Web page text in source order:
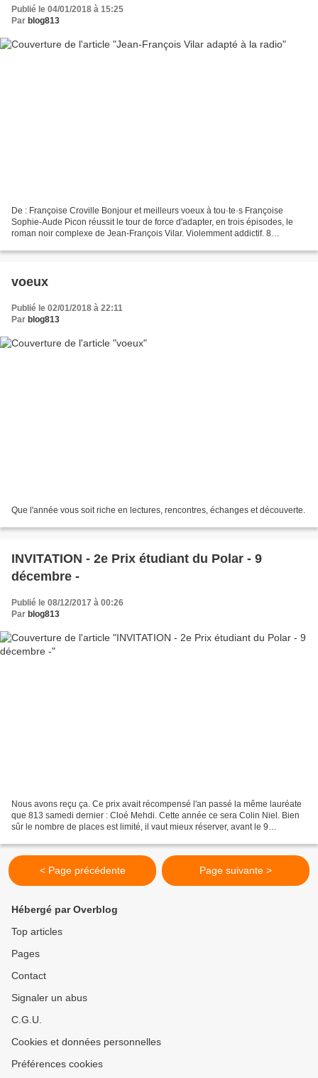
Publié le 04/01/2018 à 15:25
Par blog813
De : Françoise Croville Bonjour et meilleurs voeux à tou·te·s Françoise
Sophie-Aude Picon réussit le tour de force d'adapter, en trois épisodes, le
roman noir complexe de Jean-François Vilar. Violemment addictif. 8
voeux
Publié le 02/01/2018 à 22:11
Par blog813
Que l'année vous soit riche en lectures, rencontres, échanges et découverte.
INVITATION - 2e Prix étudiant du Polar - 9
décembre -
Publié le 08/12/2017 à 00:26
Par blog813
Nous avons reçu ça. Ce prix avait récompensé l'an passé la même lauréate
que 813 samedi dernier : Cloé Mehdi. Cette année ce sera Colin Niel. Bien
sûr le nombre de places est limité, il vaut mieux réserver, avant le 9
< Page précédente Page suivante >
Hébergé par Overblog
Top articles
Pages
Contact
Signaler un abus
C.G.U.
Cookies et données personnelles
Préférences cookies